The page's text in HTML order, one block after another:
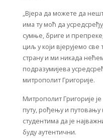
„Вјера да можете да
има ту моћ да
сумње, бриге и
циљ у који вјерујемо
страну и ми никада
подразумијева
митрополит Григорије.
Митрополит Григорије
путу, рођењу и
студентима да је
буду аутентични.